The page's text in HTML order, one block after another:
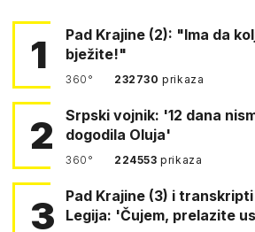
1
Pad Krajine (2): "Ima da
bježite!"
360° 232730prikaza
2
Srpski vojnik: '12 dana
dogodila Oluja'
360° 224553prikaza
3
Pad Krajine (3) i
Legija: 'Čujem, prelazite